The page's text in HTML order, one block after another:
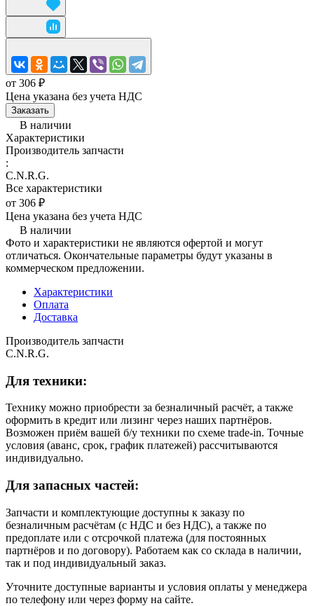
от 306 ₽
Цена указана без учета НДС
Заказать
В наличии
Характеристики
Производитель запчасти
:
C.N.R.G.
Все характеристики
от 306 ₽
Цена указана без учета НДС
В наличии
Фото и характеристики не являются офертой и могут
отличаться. Окончательные параметры будут указаны в
коммерческом предложении.
Характеристики
Оплата
Доставка
Производитель запчасти
C.N.R.G.
Для техники:
Технику можно приобрести за безналичный расчёт, а также
оформить в кредит или лизинг через наших партнёров.
Возможен приём вашей б/у техники по схеме trade-in. Точные
условия (аванс, срок, график платежей) рассчитываются
индивидуально.
Для запасных частей:
Запчасти и комплектующие доступны к заказу по
безналичным расчётам (с НДС и без НДС), а также по
предоплате или с отсрочкой платежа (для постоянных
партнёров и по договору). Работаем как со склада в наличии,
так и под индивидуальный заказ.
Уточните доступные варианты и условия оплаты у менеджера
по телефону или через форму на сайте.